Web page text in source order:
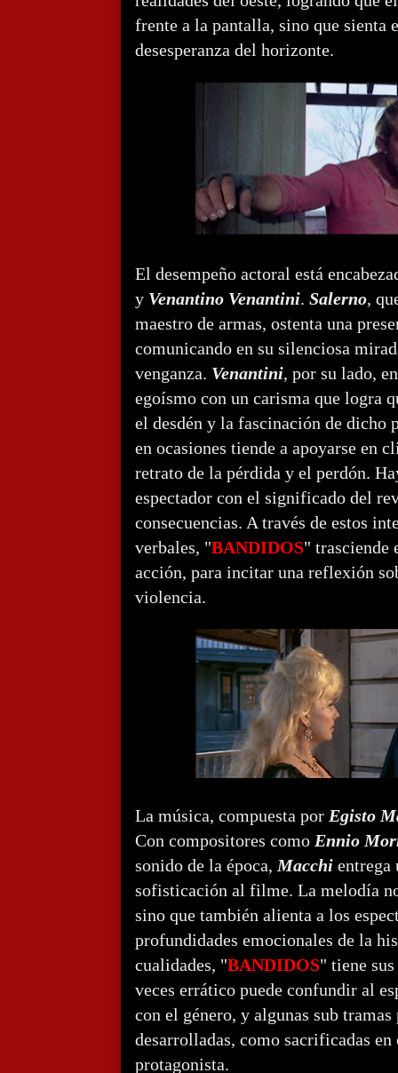
frente a la pantalla, sino que sienta
desesperanza del horizonte.
El desempeño actoral está
y Venantino Venantini. Salerno,
maestro de armas, ostenta una
comunicando en su silenciosa
venganza. Venantini, por su lado,
egoísmo con un carisma que logra
el desdén y la fascinación de dicho
en ocasiones tiende a apoyarse en
retrato de la pérdida y el perdón.
espectador con el significado del
consecuencias. A través de estos
verbales, "BANDIDOS" trasciende
acción, para incitar una reflexión
violencia.
La música, compuesta por Egisto
Con compositores como Ennio
sonido de la época, Macchi entrega
sofisticación al filme. La melodía
sino que también alienta a los
profundidades emocionales de la
cualidades, "BANDIDOS" tiene
veces errático puede confundir al
con el género, y algunas sub tramas
desarrolladas, como sacrificadas
protagonista.